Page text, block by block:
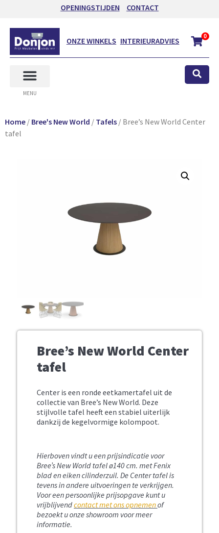
OPENINGSTIJDEN CONTACT
ONZE WINKELS INTERIEURADVIES 0
MENU
Home / Bree's New World / Tafels / Bree’s New World Center
tafel
Bree’s New World Center
tafel
Center is een ronde eetkamertafel uit de
collectie van Bree’s New World. Deze
stijlvolle tafel heeft een stabiel uiterlijk
dankzij de kegelvormige kolompoot.
Hierboven vindt u een prijsindicatie voor
Bree’s New World tafel ø140 cm. met Fenix
blad en eiken cilinderzuil. De Center tafel is
tevens in andere uitvoeringen te verkrijgen.
Voor een persoonlijke prijsopgave kunt u
vrijblijvendcontact met ons opnemenof
bezoekt u onze showroom voor meer
informatie.